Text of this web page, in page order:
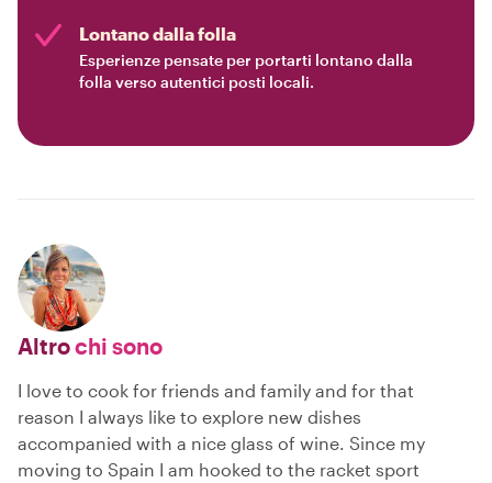
Lontano dalla folla
Esperienze pensate per portarti lontano dalla
folla verso autentici posti locali.
Altrochi sono
I love to cook for friends and family and for that
reason I always like to explore new dishes
accompanied with a nice glass of wine. Since my
moving to Spain I am hooked to the racket sport